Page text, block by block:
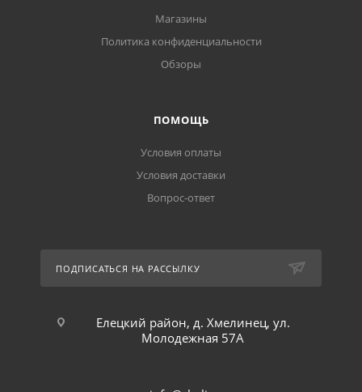
Магазины
Политика конфиденциальности
Обзоры
ПОМОЩЬ
Условия оплаты
Условия доставки
Вопрос-ответ
ПОДПИСАТЬСЯ НА РАССЫЛКУ
Елецкий район, д. Хмелинец, ул.
Молодежная 57А